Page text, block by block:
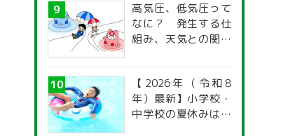
高気圧、低気圧って
なに？ 発生する仕
組み、天気との関係
【2026年（令和8
年）最新】小学校・
中学校の夏休みはい